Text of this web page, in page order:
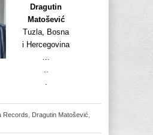
Dragutin
Matošević
Tuzla, Bosna
i Hercegovina
Records Dragutin Matošević